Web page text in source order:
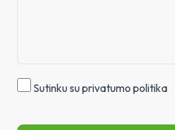
Sutinku su privatumo politika